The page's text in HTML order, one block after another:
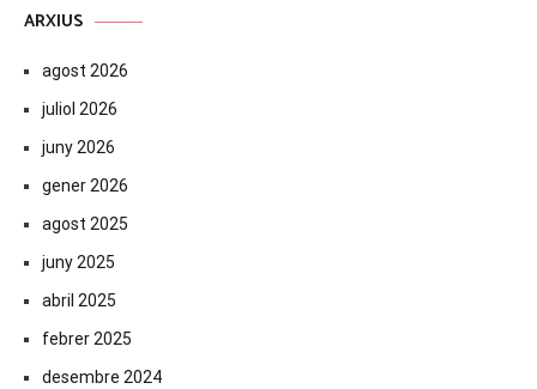
ARXIUS
agost 2026
juliol 2026
juny 2026
gener 2026
agost 2025
juny 2025
abril 2025
febrer 2025
desembre 2024